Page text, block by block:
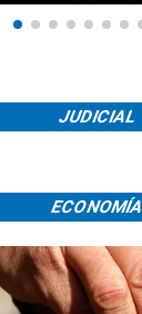
JUDICIAL
ECONOMÍA